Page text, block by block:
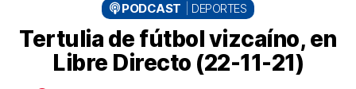
PODCAST DEPORTES
Tertulia de fútbol vizcaíno, en
Libre Directo (22-11-21)